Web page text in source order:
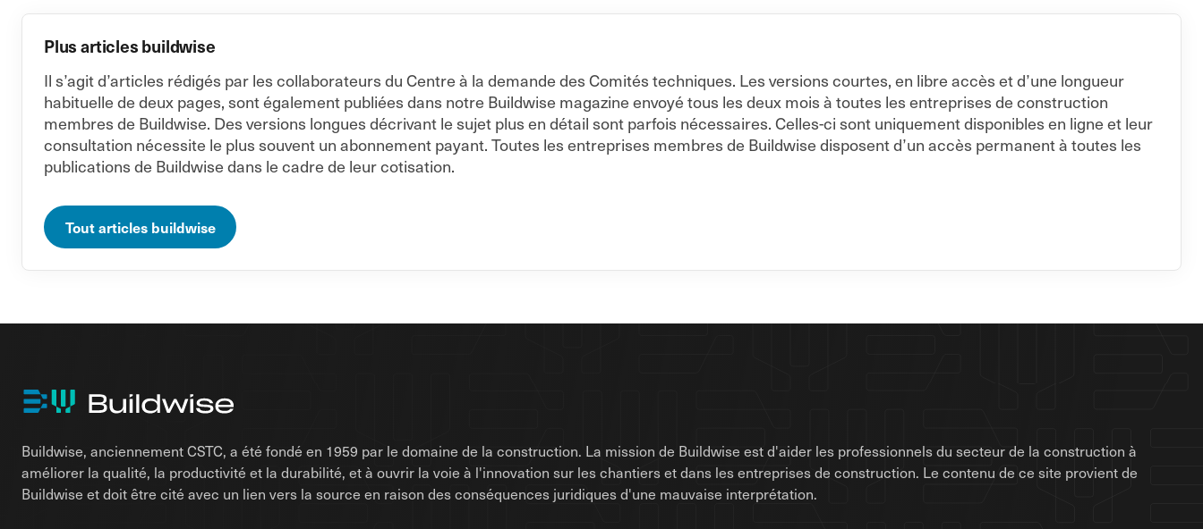
Plus articles buildwise
Il s’agit d’articles rédigés par les collaborateurs du Centre à la demande des Comités techniques. Les versions courtes, en libre accès et d’une longueur
habituelle de deux pages, sont également publiées dans notre Buildwise magazine envoyé tous les deux mois à toutes les entreprises de construction
membres de Buildwise. Des versions longues décrivant le sujet plus en détail sont parfois nécessaires. Celles-ci sont uniquement disponibles en ligne et leur
consultation nécessite le plus souvent un abonnement payant. Toutes les entreprises membres de Buildwise disposent d’un accès permanent à toutes les
publications de Buildwise dans le cadre de leur cotisation.
Tout articles buildwise
Buildwise, anciennement CSTC, a été fondé en 1959 par le domaine de la construction. La mission de Buildwise est d'aider les professionnels du secteur de la construction à
améliorer la qualité, la productivité et la durabilité, et à ouvrir la voie à l'innovation sur les chantiers et dans les entreprises de construction. Le contenu de ce site provient de
Buildwise et doit être cité avec un lien vers la source en raison des conséquences juridiques d'une mauvaise interprétation.